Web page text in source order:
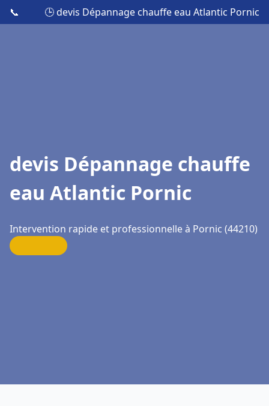
📞 🕒 devis Dépannage chauffe eau Atlantic Pornic
devis Dépannage chauffe
eau Atlantic Pornic
Intervention rapide et professionnelle à Pornic (44210)